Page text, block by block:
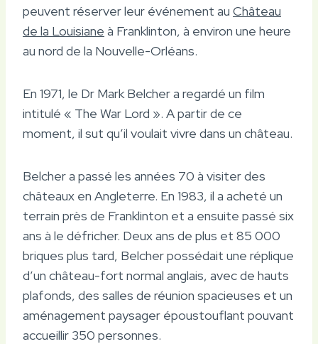
peuvent réserver leur événement au Château
de la Louisiane à Franklinton, à environ une heure
au nord de la Nouvelle-Orléans.
En 1971, le Dr Mark Belcher a regardé un film
intitulé « The War Lord ». A partir de ce
moment, il sut qu’il voulait vivre dans un château.
Belcher a passé les années 70 à visiter des
châteaux en Angleterre. En 1983, il a acheté un
terrain près de Franklinton et a ensuite passé six
ans à le défricher. Deux ans de plus et 85 000
briques plus tard, Belcher possédait une réplique
d’un château-fort normal anglais, avec de hauts
plafonds, des salles de réunion spacieuses et un
aménagement paysager époustouflant pouvant
accueillir 350 personnes.